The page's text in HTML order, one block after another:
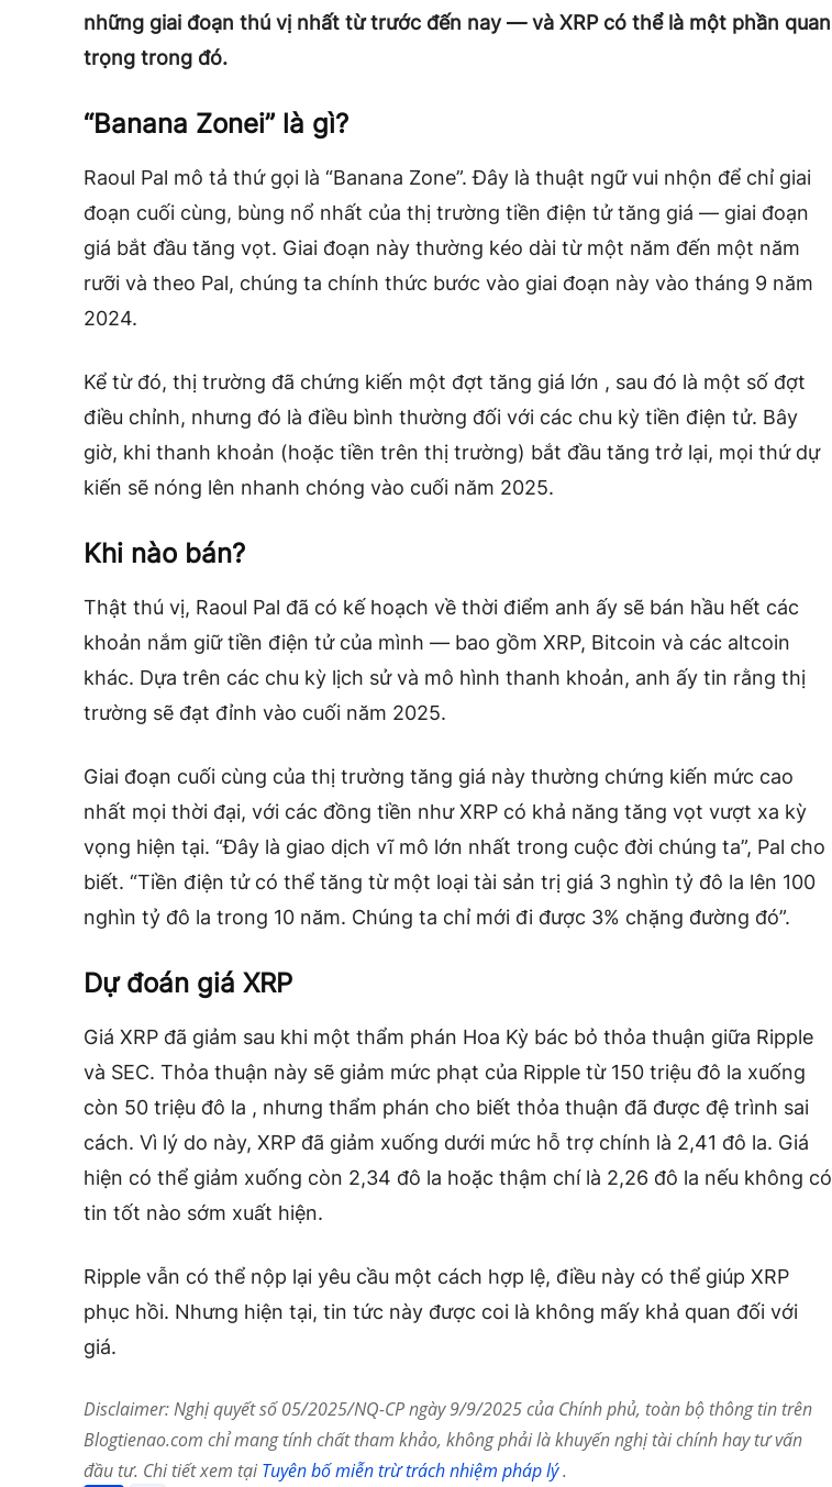
những giai đoạn thú vị nhất từ ​​trước đến nay — và XRP có thể là một phần quan
trọng trong đó.
“Banana Zonei” là gì?
Raoul Pal mô tả thứ gọi là “Banana Zone”. Đây là thuật ngữ vui nhộn để chỉ giai
đoạn cuối cùng, bùng nổ nhất của thị trường tiền điện tử tăng giá — giai đoạn
giá bắt đầu tăng vọt. Giai đoạn này thường kéo dài từ một năm đến một năm
rưỡi và theo Pal, chúng ta chính thức bước vào giai đoạn này vào tháng 9 năm
2024.
Kể từ đó, thị trường đã chứng kiến ​​một đợt tăng giá lớn , sau đó là một số đợt
điều chỉnh, nhưng đó là điều bình thường đối với các chu kỳ tiền điện tử. Bây
giờ, khi thanh khoản (hoặc tiền trên thị trường) bắt đầu tăng trở lại, mọi thứ dự
kiến ​​sẽ nóng lên nhanh chóng vào cuối năm 2025.
Khi nào bán?
Thật thú vị, Raoul Pal đã có kế hoạch về thời điểm anh ấy sẽ bán hầu hết các
khoản nắm giữ tiền điện tử của mình — bao gồm XRP, Bitcoin và các altcoin
khác. Dựa trên các chu kỳ lịch sử và mô hình thanh khoản, anh ấy tin rằng thị
trường sẽ đạt đỉnh vào cuối năm 2025.
Giai đoạn cuối cùng của thị trường tăng giá này thường chứng kiến ​​mức cao
nhất mọi thời đại, với các đồng tiền như XRP có khả năng tăng vọt vượt xa kỳ
vọng hiện tại. “Đây là giao dịch vĩ mô lớn nhất trong cuộc đời chúng ta”, Pal cho
biết. “Tiền điện tử có thể tăng từ một loại tài sản trị giá 3 nghìn tỷ đô la lên 100
nghìn tỷ đô la trong 10 năm. Chúng ta chỉ mới đi được 3% chặng đường đó”.
Dự đoán giá XRP
Giá XRP đã giảm sau khi một thẩm phán Hoa Kỳ bác bỏ thỏa thuận giữa Ripple
và SEC. Thỏa thuận này sẽ giảm mức phạt của Ripple từ 150 triệu đô la xuống
còn 50 triệu đô la , nhưng thẩm phán cho biết thỏa thuận đã được đệ trình sai
cách. Vì lý do này, XRP đã giảm xuống dưới mức hỗ trợ chính là 2,41 đô la. Giá
hiện có thể giảm xuống còn 2,34 đô la hoặc thậm chí là 2,26 đô la nếu không có
tin tốt nào sớm xuất hiện.
Ripple vẫn có thể nộp lại yêu cầu một cách hợp lệ, điều này có thể giúp XRP
phục hồi. Nhưng hiện tại, tin tức này được coi là không mấy khả quan đối với
giá.
Disclaimer: Nghị quyết số 05/2025/NQ-CP ngày 9/9/2025 của Chính phủ, toàn bộ thông tin trên
Blogtienao.com chỉ mang tính chất tham khảo, không phải là khuyến nghị tài chính hay tư vấn
đầu tư. Chi tiết xem tạiTuyên bố miễn trừ trách nhiệm pháp lý.